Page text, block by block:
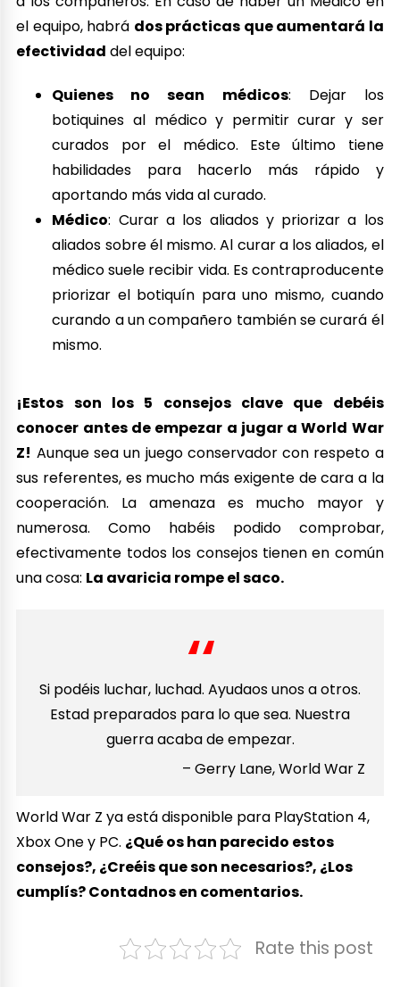
el equipo, habrá dos prácticas que aumentará la
efectividad del equipo:
Quienes no sean médicos: Dejar los
botiquines al médico y permitir curar y ser
curados por el médico. Este último tiene
habilidades para hacerlo más rápido y
aportando más vida al curado.
Médico: Curar a los aliados y priorizar a los
aliados sobre él mismo. Al curar a los aliados, el
médico suele recibir vida. Es contraproducente
priorizar el botiquín para uno mismo, cuando
curando a un compañero también se curará él
mismo.
¡Estos son los 5 consejos clave que debéis
conocer antes de empezar a jugar a World War
Z! Aunque sea un juego conservador con respeto a
sus referentes, es mucho más exigente de cara a la
cooperación. La amenaza es mucho mayor y
numerosa. Como habéis podido comprobar,
efectivamente todos los consejos tienen en común
una cosa: La avaricia rompe el saco.
Si podéis luchar, luchad. Ayudaos unos a otros.
Estad preparados para lo que sea. Nuestra
guerra acaba de empezar.
– Gerry Lane, World War Z
World War Z ya está disponible para PlayStation 4,
Xbox One y PC. ¿Qué os han parecido estos
consejos?, ¿Creéis que son necesarios?, ¿Los
cumplís? Contadnos en comentarios.
Rate this post